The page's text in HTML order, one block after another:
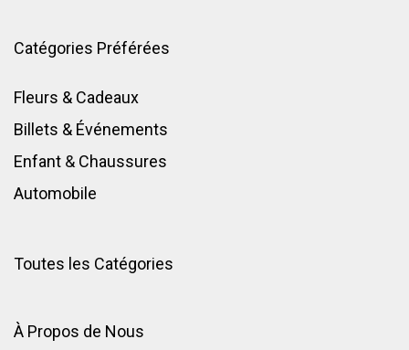
Catégories Préférées
Fleurs & Cadeaux
Billets & Événements
Enfant & Chaussures
Automobile
Toutes les Catégories
À Propos de Nous